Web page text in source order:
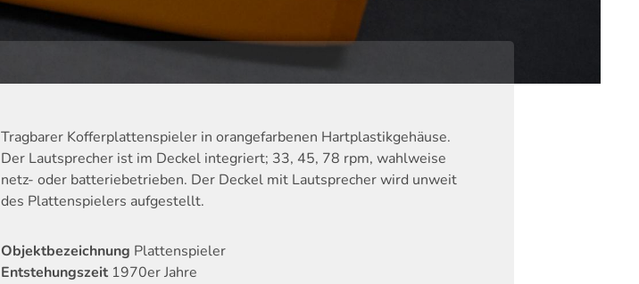
Tragbarer Kofferplattenspieler in orangefarbenen Hartplastikgehäuse.
Der Lautsprecher ist im Deckel integriert; 33, 45, 78 rpm, wahlweise
netz- oder batteriebetrieben. Der Deckel mit Lautsprecher wird unweit
des Plattenspielers aufgestellt.
Objektbezeichnung Plattenspieler
Entstehungszeit 1970er Jahre